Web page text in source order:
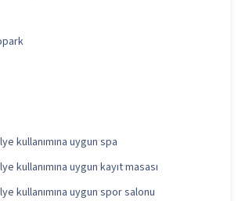
kullanımına uygun spa
kullanımına uygun kayıt masası
kullanımına uygun spor salonu